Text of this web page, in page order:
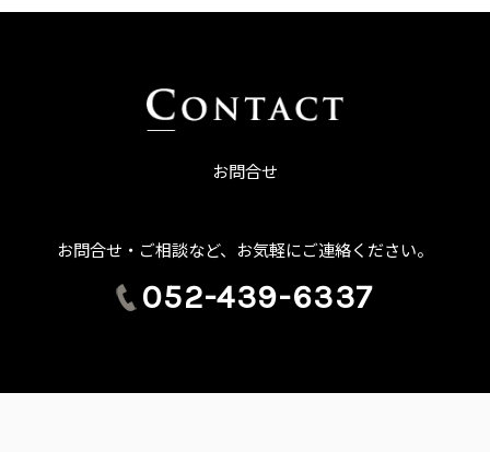
お問合せ
お問合せ・ご相談など、お気軽にご連絡ください。
052-439-6337